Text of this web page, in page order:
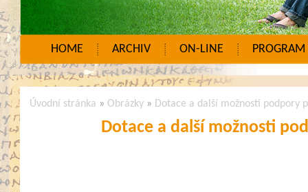
HOME ARCHIV ON-LINE PROGRAM
Úvodní stránka » Obrázky » Dotace a další možnosti podpory
Dotace a další možnosti